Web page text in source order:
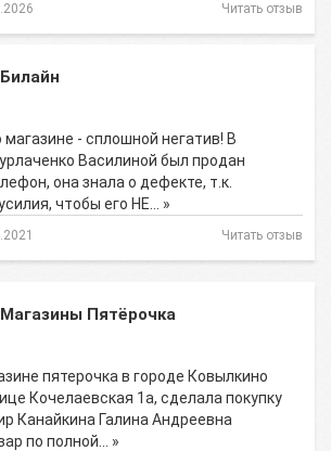
Читать отзыв
Билайн
магазине - сплошной негатив! В
Василиной был продан
она знала о дефекте, т.к.
чтобы его НЕ… »
Читать отзыв
Магазины Пятёрочка
пятерочка в городе Ковылкино
Кочелаевская 1а, сделала покупку
Канайкина Галина Андреевна
по полной… »